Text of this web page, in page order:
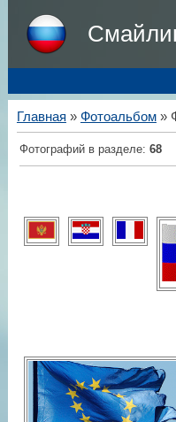
Главная » Фотоальбом»
Фотографий в разделе: 68